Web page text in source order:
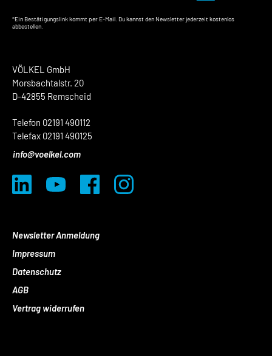
VÖLKEL GmbH
Morsbachtalstr. 20
D-42855 Remscheid
Telefon 02191 490112
Telefax 02191 490125
info@voelkel.com
Newsletter Anmeldung
Impressum
Datenschutz
AGB
Vertrag widerrufen
*Ein Bestätigungslink kommt per E-Mail. Du kannst den Newsletter jederzeit kostenlos
abbestellen.